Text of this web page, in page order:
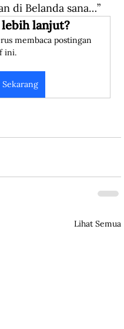
di Belanda sana…”
lanjut?
membaca postingan
ini.
Lihat Semua